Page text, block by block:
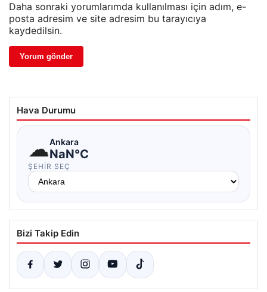
Daha sonraki yorumlarımda kullanılması için adım, e-
posta adresim ve site adresim bu tarayıcıya
kaydedilsin.
Hava Durumu
☁Ankara
NaN°C
ŞEHIR SEÇ
Bizi Takip Edin